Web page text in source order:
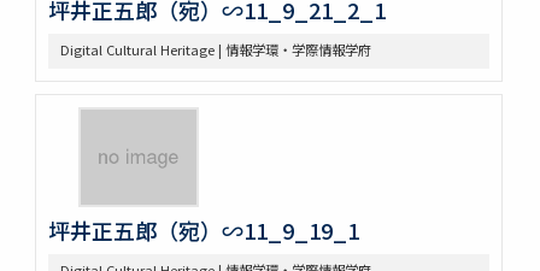
坪井正五郎（宛）∽11_9_21_2_1
Digital Cultural Heritage | 情報学環・学際情報学府
坪井正五郎（宛）∽11_9_19_1